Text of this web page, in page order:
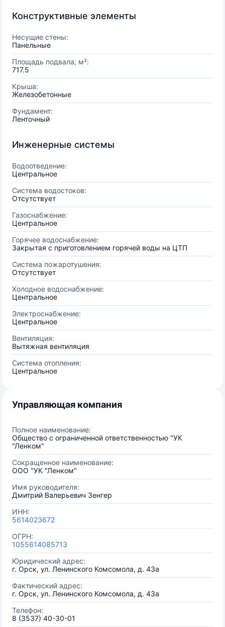
Конструктивные элементы
Несущие стены:
Панельные
Площадь подвала, м²:
717.5
Крыша:
Железобетонные
Фундамент:
Ленточный
Инженерные системы
Водоотведение:
Центральное
Система водостоков:
Отсутствует
Газоснабжение:
Центральное
Горячее водоснабжение:
Закрытая с приготовлением горячей воды на ЦТП
Система пожаротушения:
Отсутствует
Холодное водоснабжение:
Центральное
Электроснабжение:
Центральное
Вентиляция:
Вытяжная вентиляция
Система отопления:
Центральное
Управляющая компания
Полное наименование:
Общество с ограниченной ответственностью "УК
"Ленком"
Сокращенное наименование:
ООО "УК "Ленком"
Имя руководителя:
Дмитрий Валерьевич Зенгер
ИНН:
5614023672
ОГРН:
1055614085713
Юридический адрес:
г. Орск, ул. Ленинского Комсомола, д. 43а
Фактический адрес:
г. Орск, ул. Ленинского Комсомола, д. 43а
Телефон:
8 (3537) 40-30-01